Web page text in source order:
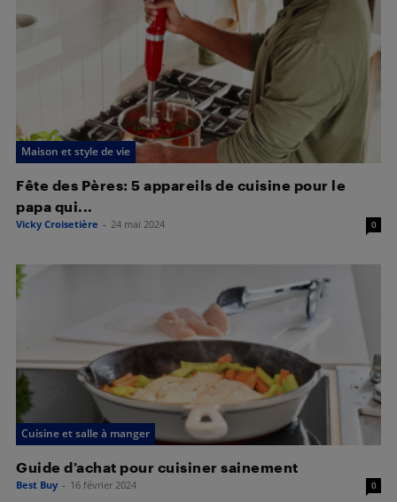
Maison et style de vie
Fête des Pères: 5 appareils de cuisine pour le
papa qui...
Vicky Croisetière - 24 mai 2024 0
Cuisine et salle à manger
Guide d’achat pour cuisiner sainement
Best Buy - 16 février 2024 0